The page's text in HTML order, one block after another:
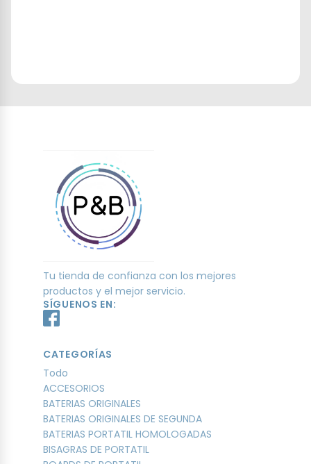
Tu tienda de confianza con los mejores
productos y el mejor servicio.
SÍGUENOS EN:
CATEGORÍAS
Todo
ACCESORIOS
BATERIAS ORIGINALES
BATERIAS ORIGINALES DE SEGUNDA
BATERIAS PORTATIL HOMOLOGADAS
BISAGRAS DE PORTATIL